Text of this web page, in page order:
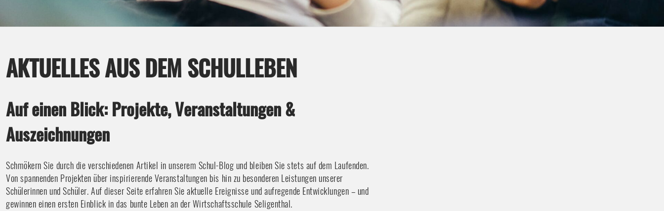
AKTUELLES AUS DEM SCHULLEBEN
Auf einen Blick: Projekte, Veranstaltungen &
Auszeichnungen
Schmökern Sie durch die verschiedenen Artikel in unserem Schul-Blog und bleiben Sie stets auf dem Laufenden.
Von spannenden Projekten über inspirierende Veranstaltungen bis hin zu besonderen Leistungen unserer
Schülerinnen und Schüler. Auf dieser Seite erfahren Sie aktuelle Ereignisse und aufregende Entwicklungen – und
gewinnen einen ersten Einblick in das bunte Leben an der Wirtschaftsschule Seligenthal.